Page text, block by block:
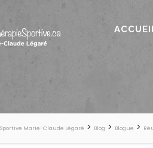
Marie-Claude Légaré > Blog > Blogue >